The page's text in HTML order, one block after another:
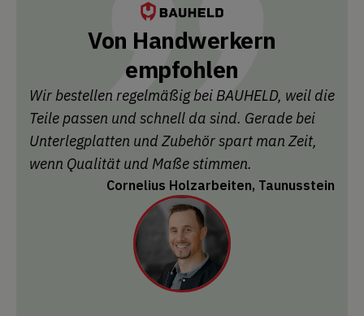
Von Handwerkern
empfohlen
Wir bestellen regelmäßig bei BAUHELD, weil die
Teile passen und schnell da sind. Gerade bei
Unterlegplatten und Zubehör spart man Zeit,
wenn Qualität und Maße stimmen.
Cornelius Holzarbeiten, Taunusstein